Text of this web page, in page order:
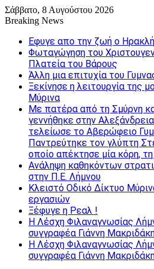
Σάββατο, 8 Αυγούστου 2026
Breaking News
Εφυγε απο την ζωή o
Φωταγώγηση του
Πλατεία του Βάρους
Άλλη μια επιτυχία του
Ξεκίνησε η λειτουργία της
Μύρινα
Με πατέρα από τη Σμύρνη
γεννήθηκε στην
τελείωσε το Αβερώφειο
Παντρεύτηκε τον γλύπτη
οποίο απέκτησε μία κόρη,
Ανάληψη καθηκόντων
στην Π.Ε. Λήμνου
Κλειστό Οδικό Δίκτυο
εργασιών
Ξέφυγε η Ρεαλ !
Η Λέσχη Φιλαναγνωσίας
συγγραφέα Γιάννη
Η Λέσχη Φιλαναγνωσίας
συγγραφέα Γιάννη